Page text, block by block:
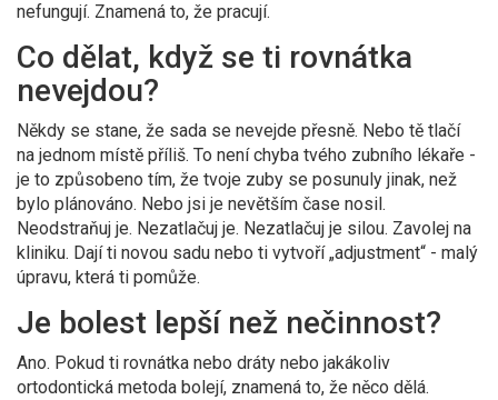
nefungují. Znamená to, že pracují.
Co dělat, když se ti rovnátka
nevejdou?
Někdy se stane, že sada se nevejde přesně. Nebo tě tlačí
na jednom místě příliš. To není chyba tvého zubního lékaře -
je to způsobeno tím, že tvoje zuby se posunuly jinak, než
bylo plánováno. Nebo jsi je nevětším čase nosil.
Neodstraňuj je. Nezatlačuj je. Nezatlačuj je silou. Zavolej na
kliniku. Dají ti novou sadu nebo ti vytvoří „adjustment“ - malý
úpravu, která ti pomůže.
Je bolest lepší než nečinnost?
Ano. Pokud ti rovnátka nebo dráty nebo jakákoliv
ortodontická metoda bolejí, znamená to, že něco dělá.